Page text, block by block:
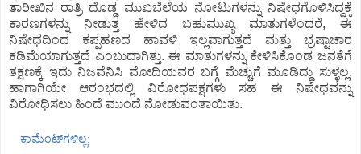
ತಾರೀಖಿನ ರಾತ್ರಿ ದೊಡ್ಡ ಮುಖಬೆಲೆಯ ನೋಟುಗಳನ್ನು ನಿಷೇಧಗೊಳಿಸಿದ್ದಕ್ಕೆ
ಕಾರಣಗಳನ್ನು ನೀಡುತ್ತ ಹೇಳಿದ ಬಹುಮುಖ್ಯ ಮಾತುಗಳೆಂದರೆ, ಈ
ನಿಷೇಧದಿಂದ ಕಪ್ಪಹಣದ ಹಾವಳಿ ಇಲ್ಲವಾಗುತ್ತದೆ ಮತ್ತು ಭ್ರಷ್ಟಾಚಾರ
ಕಡಿಮೆಯಾಗುತ್ತದೆ ಎಂಬುದಾಗಿತ್ತು. ಈ ಮಾತುಗಳನ್ನು ಕೇಳಿಸಿಕೊಂಡ ಜನತೆಗೆ
ತಕ್ಷಣಕ್ಕೆ ಇದು ನಿಜವೆನಿಸಿ ಮೋದಿಯವರ ಬಗ್ಗೆ ಮೆಚ್ಚುಗೆ ಮೂಡಿದ್ದು ಸುಳ್ಳಲ್ಲ.
ಹಾಗಾಗಿಯೇ ಆರಂಭದಲ್ಲಿ ವಿರೋಧಪಕ್ಷಗಳು ಸಹ ಈ ನಿಷೇಧವನ್ನು
ವಿರೋಧಿಸಲು ಹಿಂದೆ ಮುಂದೆ ನೋಡುವಂತಾಯಿತು.
ಕಾಮೆಂಟ್‌ಗಳಿಲ್ಲ: